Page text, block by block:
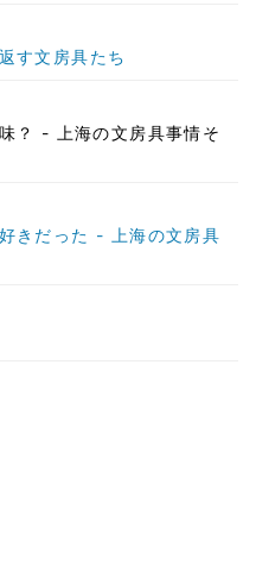
す文房具たち
？ - 上海の文房具事情そ
きだった - 上海の文房具